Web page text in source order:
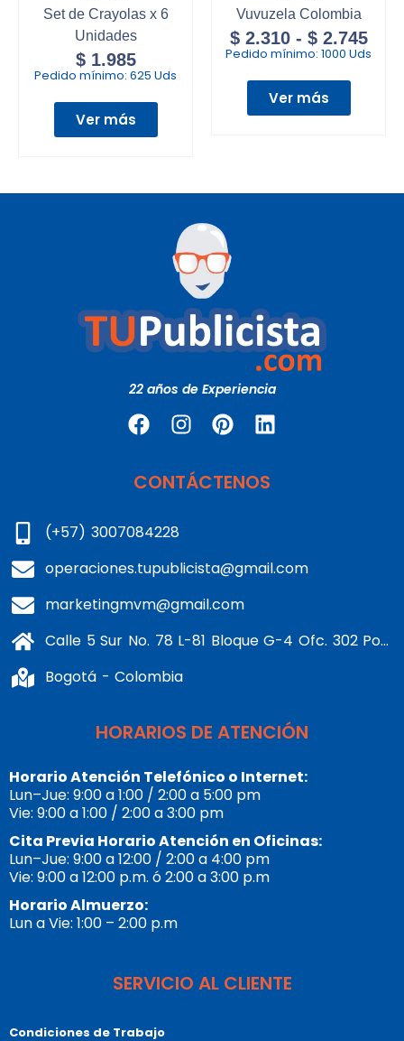
Set de Crayolas x 6
Unidades
$1.985
Pedido mínimo: 625 Uds
Ver más
Vuvuzela Colombia
$2.310 - $2.745
Pedido mínimo: 1000 Uds
Ver más
22 años de Experiencia
CONTÁCTENOS
(+57) 3007084228
operaciones.tupublicista@gmail.com
marketingmvm@gmail.com
Calle 5 Sur No. 78 L-81 Bloque G-4 Ofc. 302 Portería 1 Banderas - Kennedy
Bogotá - Colombia
HORARIOS DE ATENCIÓN
Horario Atención Telefónico o Internet:
Lun–Jue: 9:00 a 1:00 / 2:00 a 5:00 pm
Vie: 9:00 a 1:00 / 2:00 a 3:00 pm
Cita Previa Horario Atención en Oficinas:
Lun–Jue: 9:00 a 12:00 / 2:00 a 4:00 pm
Vie: 9:00 a 12:00 p.m. ó 2:00 a 3:00 p.m
Horario Almuerzo:
Lun a Vie: 1:00 – 2:00 p.m
SERVICIO AL CLIENTE
Condiciones de Trabajo